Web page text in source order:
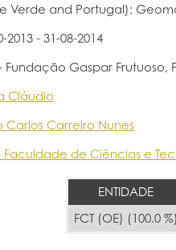
Verde and Portugal):
2013 - 31-08-2014
Fundação Gaspar Frutuoso,
Cláudio
Carlos Carreiro Nunes
Faculdade de Ciências e
ENTIDADE
FCT (OE) (100.0 %)